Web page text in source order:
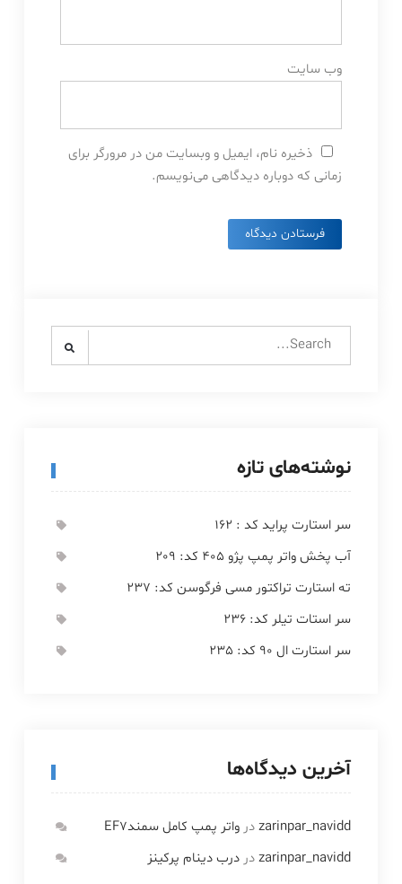
وب‌ سایت
ذخیره نام، ایمیل و وبسایت من در مرورگر برای
زمانی که دوباره دیدگاهی می‌نویسم.
Search
نوشته‌های تازه
سر استارت پراید کد : 162
آب پخش واتر پمپ پژو 405 کد: 209
ته استارت تراکتور مسی فرگوسن کد: 237
سر استات تیلر کد: 236
سر استارت ال 90 کد: 235
آخرین دیدگاه‌ها
zarinpar_naviddدرواتر پمپ کامل سمندEF7
zarinpar_naviddدردرب دینام پرکینز